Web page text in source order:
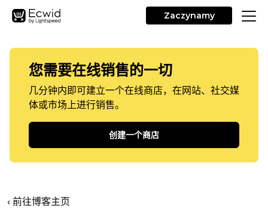
Zaczynamy
您需要在线销售的一切
几分钟内即可建立一个在线商店，在网站、社交媒
体或市场上进行销售。
创建一个商店
‹ 前往博客主页